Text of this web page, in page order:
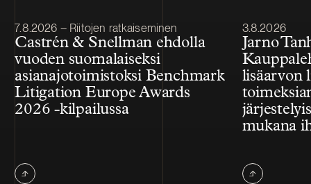
Julkaistu
7.8.2026 – Riitojen ratkaiseminen
Castrén & Snellman ehdolla
vuoden suomalaiseksi
asianajotoimistoksi Benchmark
Litigation Europe Awards
2026 -kilpailussa
Julkaistu
3.8.2026
Jarno
lisäarvon
mukana